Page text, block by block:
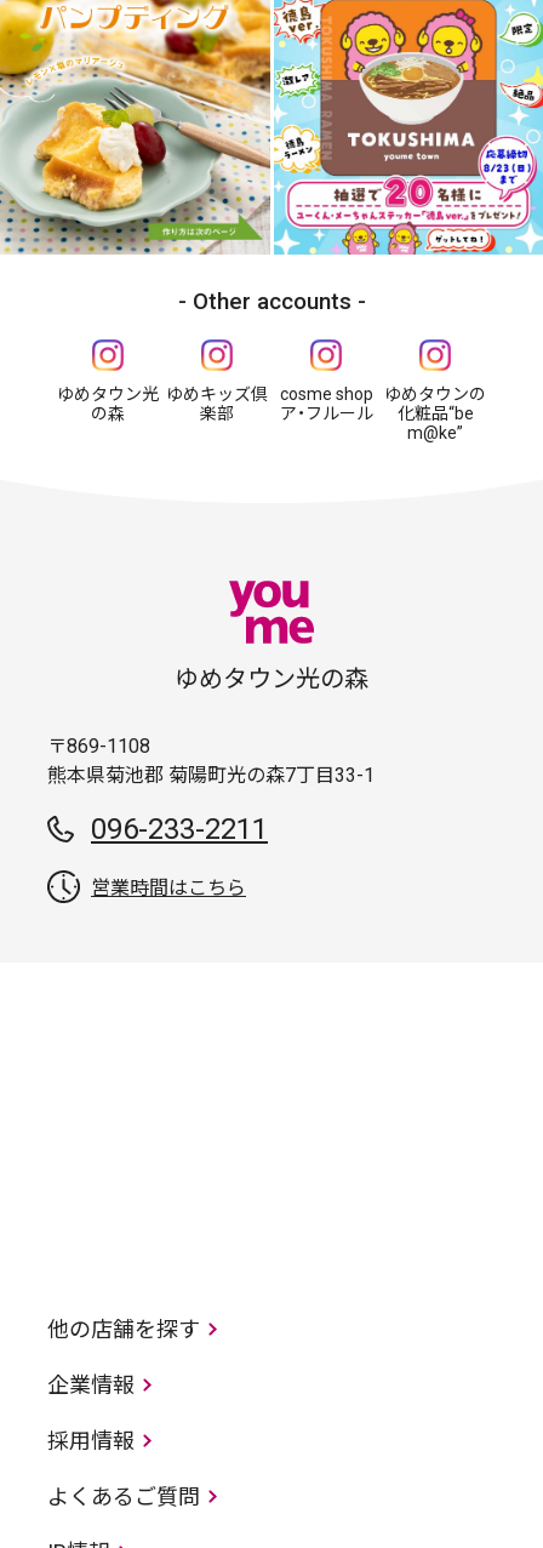
Other accounts
ゆめタウン光
の森
ゆめキッズ倶
楽部
cosme shop
ア・フルール
ゆめタウンの
化粧品“be
m@ke”
ゆめタウン光の森
〒869-1108
熊本県菊池郡 菊陽町光の森7丁目33-1
096-233-2211
営業時間はこちら
他の店舗を探す
企業情報
採用情報
よくあるご質問